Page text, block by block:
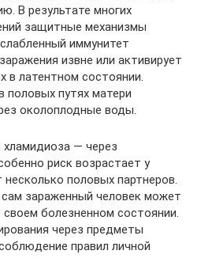
В результате многих
защитные механизмы
иммунитет
извне или активирует
латентном состоянии.
половых путях матери
околоплодные воды.
хламидиоза — через
риск возрастает у
половых партнеров.
зараженный человек может
болезненном состоянии.
через предметы
правил личной